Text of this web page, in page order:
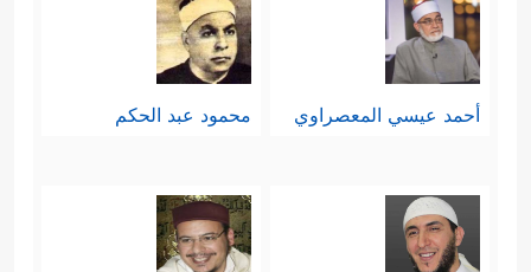
أحمد عيسي المعصراوي محمود عبد الحكم